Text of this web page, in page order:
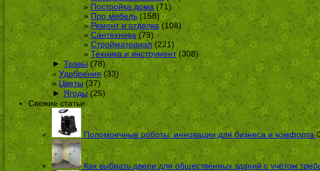
Постройка дома (71)
Про мебель (158)
Ремонт и отделка(108)
Сантехника(79)
Стройматериал (221)
Техника и инструмент(308)
► Травы(78)
Удобрения(33)
Цветы(37)
► Ягоды(25)
Свежие статьи
Поломоечные роботы: инновации для бизнеса и комфорта
Как выбрать двери для общественных зданий с учётом